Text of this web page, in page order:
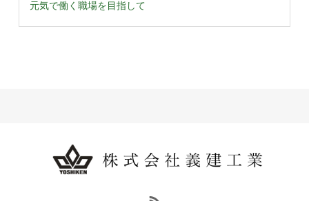
元気で働く職場を目指して